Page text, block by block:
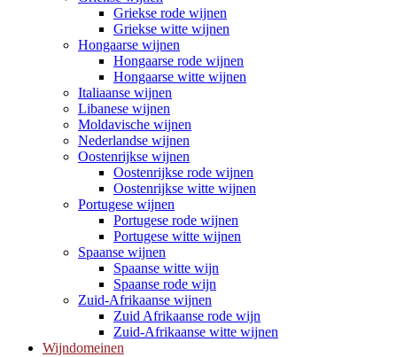
Griekse rode wijnen
Griekse witte wijnen
Hongaarse wijnen
Hongaarse rode wijnen
Hongaarse witte wijnen
Italiaanse wijnen
Libanese wijnen
Moldavische wijnen
Nederlandse wijnen
Oostenrijkse wijnen
Oostenrijkse rode wijnen
Oostenrijkse witte wijnen
Portugese wijnen
Portugese rode wijnen
Portugese witte wijnen
Spaanse wijnen
Spaanse witte wijn
Spaanse rode wijn
Zuid-Afrikaanse wijnen
Zuid Afrikaanse rode wijn
Zuid-Afrikaanse witte wijnen
Wijndomeinen